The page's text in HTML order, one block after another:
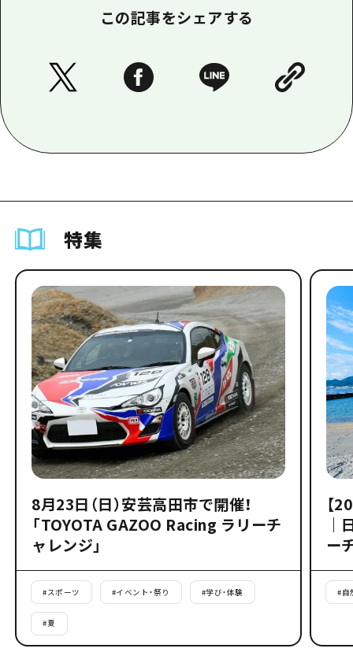
この記事をシェアする
特集
8月23日（日）安芸高田市で開催！
「TOYOTA GAZOO Racing ラリーチ
ャレンジ」
#スポーツ #イベント・祭り #学び・体験
#夏
【
｜
ー
#自